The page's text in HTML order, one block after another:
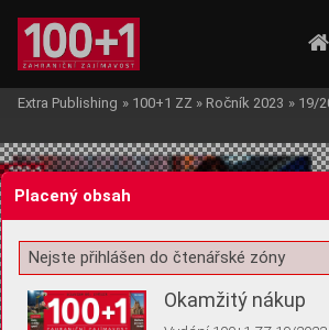
Žádost o souhlas s ukládáním
Extra Publishing » 100+1 ZZ » Ročník 2023 » 19/
Placený obsah
Nejste přihlášen do čtenářské zóny
Okamžitý nákup